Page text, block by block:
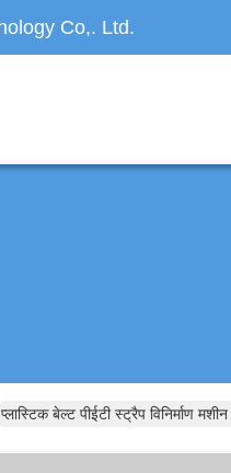
Co,. Ltd.
प्लास्टिक बेल्ट पीईटी स्ट्रैप विनिर्माण